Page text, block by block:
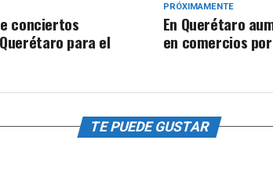
PRÓXIMAMENTE
En Querétaro
en comercios
conciertos
para el
TE PUEDE GUSTAR